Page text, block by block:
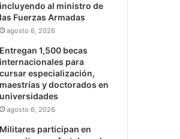
incluyendo al ministro de
las Fuerzas Armadas
agosto 6, 2026
Entregan 1,500 becas
internacionales para
cursar especialización,
maestrías y doctorados en
universidades
agosto 6, 2026
Militares participan en